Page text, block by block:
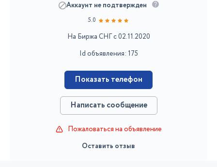
Аккаунт не подтвержден
5.0
На Биржа СНГ с 02.11.2020
Id объявления: 175
Показать телефон
Написать сообщение
Пожаловаться на объявление
Оставить отзыв